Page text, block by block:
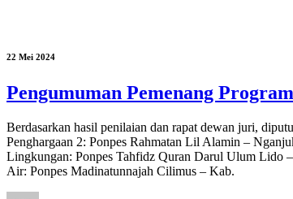
22 Mei 2024
Pengumuman Pemenang
Berdasarkan hasil penilaian dan rapat dewan juri,
Penghargaan 2: Ponpes Rahmatan Lil Alamin –
Lingkungan: Ponpes Tahfidz Quran Darul Ulum Lido
Air: Ponpes Madinatunnajah Cilimus – Kab.